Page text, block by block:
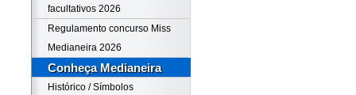
facultativos 2026
Regulamento concurso Miss
Medianeira 2026
Conheça Medianeira
Histórico / Símbolos